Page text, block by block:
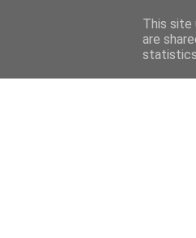
This site
are